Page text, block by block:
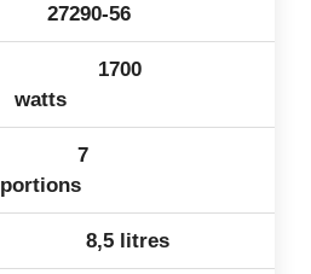
27290-56
1700
watts
7
portions
8,5 litres